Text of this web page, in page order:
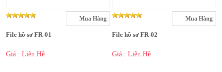
Mua Hàng
File hồ sơ FR-01
Giá : Liên Hệ
Mua Hàng
File hồ sơ FR-02
Giá : Liên Hệ